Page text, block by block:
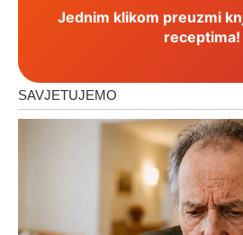
Jednim klikom preuzmi
receptima!